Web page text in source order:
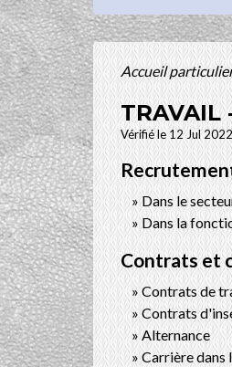
Accueil
TRAVAIL
Vérifié le 12 Jul
Dans le
Dans la
Contrats et
Contrats de
Contrats
Alternance
Carrière dans